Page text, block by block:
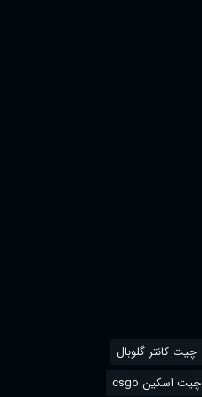
چیت کانتر گلوبال
چیت اسکین csgo